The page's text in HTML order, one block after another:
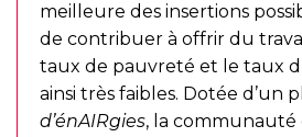
meilleure des insertions
de contribuer à offrir du
taux de pauvreté et le taux
ainsi très faibles. Dotée d’un
d’énAIRgies, la communauté